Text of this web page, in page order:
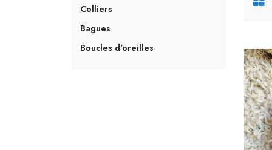
Colliers
Bagues
Boucles d'oreilles